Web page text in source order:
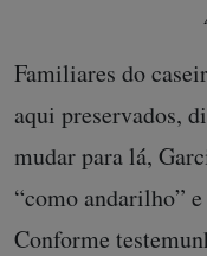
Familiares do
aqui preservados,
mudar para lá,
“como andarilho”
Conforme